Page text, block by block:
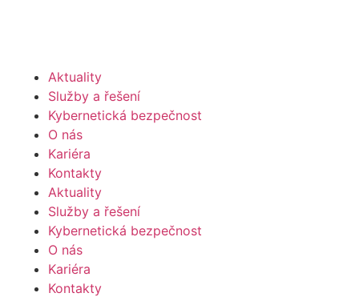
Aktuality
Služby a řešení
Kybernetická bezpečnost
O nás
Kariéra
Kontakty
Aktuality
Služby a řešení
Kybernetická bezpečnost
O nás
Kariéra
Kontakty